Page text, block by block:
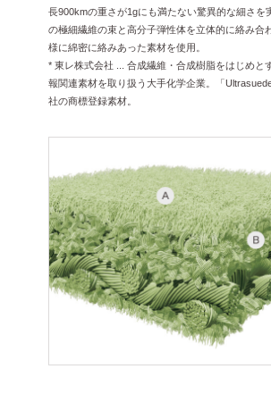
長900kmの重さが1gにも満たない驚異的な細さを
の極細繊維の束と高分子弾性体を立体的に絡み合
様に綿密に絡みあった素材を使用。
* 東レ株式会社 ... 合成繊維・合成樹脂をはじめと
報関連素材を取り扱う大手化学企業。「
社の商標登録素材。